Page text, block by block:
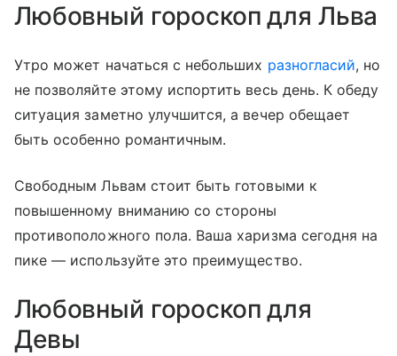
Любовный гороскоп для Льва
Утро может начаться с небольших разногласий, но
не позволяйте этому испортить весь день. К обеду
ситуация заметно улучшится, а вечер обещает
быть особенно романтичным.
Свободным Львам стоит быть готовыми к
повышенному вниманию со стороны
противоположного пола. Ваша харизма сегодня на
пике — используйте это преимущество.
Любовный гороскоп для
Девы